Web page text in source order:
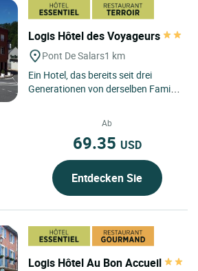
Logis Hôtel des Voyageurs
Pont De Salars1 km
Ein Hotel, das bereits seit drei
Generationen von derselben Familie
Ab
69.35 USD
Entdecken Sie
Logis Hôtel Au Bon Accueil